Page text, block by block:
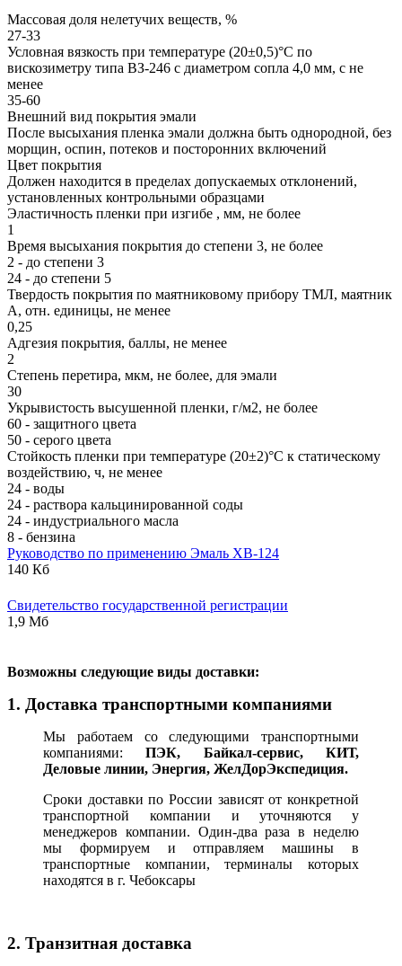
Массовая доля нелетучих веществ, %
27-33
Условная вязкость при температуре (20±0,5)°С по
вискозиметру типа ВЗ-246 с диаметром сопла 4,0 мм, с не
менее
35-60
Внешний вид покрытия эмали
После высыхания пленка эмали должна быть однородной, без
морщин, оспин, потеков и посторонних включений
Цвет покрытия
Должен находится в пределах допускаемых отклонений,
установленных контрольными образцами
Эластичность пленки при изгибе , мм, не более
1
Время высыхания покрытия до степени 3, не более
2 - до степени 3
24 - до степени 5
Твердость покрытия по маятниковому прибору ТМЛ, маятник
А, отн. единицы, не менее
0,25
Адгезия покрытия, баллы, не менее
2
Степень перетира, мкм, не более, для эмали
30
Укрывистость высушенной пленки, г/м2, не более
60 - защитного цвета
50 - серого цвета
Стойкость пленки при температуре (20±2)°С к статическому
воздействию, ч, не менее
24 - воды
24 - раствора кальцинированной соды
24 - индустриального масла
8 - бензина
Руководство по применению Эмаль ХВ-124
140 Кб
Свидетельство государственной регистрации
1,9 Мб
Возможны следующие виды доставки:
1. Доставка транспортными компаниями
Мы работаем со следующими транспортными
компаниями:ПЭК, Байкал-сервис, КИТ,
Деловые линии, Энергия, ЖелДорЭкспедиция.
Сроки доставки по России зависят от конкретной
транспортной компании и уточняются у
менеджеров компании. Один-два раза в неделю
мы формируем и отправляем машины в
транспортные компании, терминалы которых
находятся в г. Чебоксары
2. Транзитная доставка